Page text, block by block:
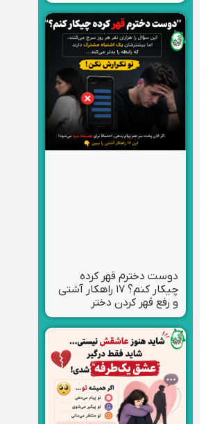
دوست دخترم قهر کرده
چیکار کنم؟ ۱۷ راهکار آشتی
و رفع قهر کردن دختر